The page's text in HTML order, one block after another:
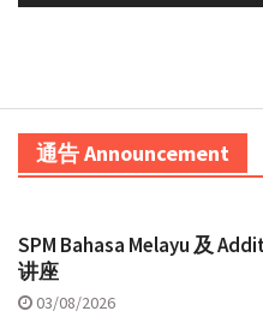
通告 Announcement
SPM Bahasa Melayu 及
讲座
03/08/2026